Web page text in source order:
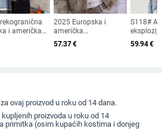
i američka
i zimska
2025 Europska i
američka
prekogranična ženska
traper jakna s dugim
57.37€
S118#
trgovina
ženska
59.94€
ovaj proizvod u roku od 14 dana.
proizvoda u roku od 14
primitka (osim kupaćih kostima i donjeg